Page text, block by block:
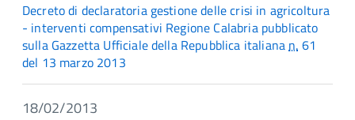
Decreto di declaratoria gestione delle crisi in agricoltura
- interventi compensativi Regione Calabria pubblicato
sulla Gazzetta Ufficiale della Repubblica italianan. 61
del 13 marzo 2013
18/02/2013